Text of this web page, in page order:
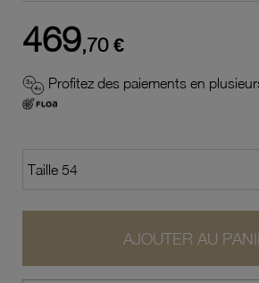
469,70 €
Profitez des paiements en
AJOUTER AU